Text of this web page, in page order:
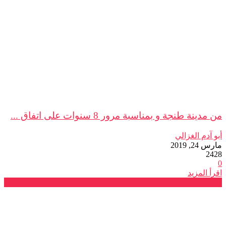
من مدينة طنجة و بمناسبة مرور 8 سنوات على اتفاق ...
أبو آدم الغزالي
مارس 24, 2019
2428
0
اقرأ المزيد